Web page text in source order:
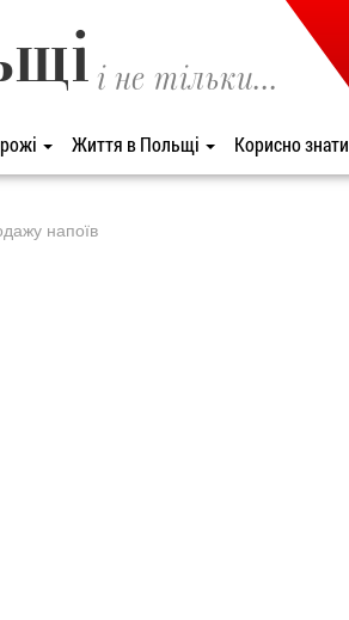
і не тільки...
Життя в Польщі Корисно знати
напоїв